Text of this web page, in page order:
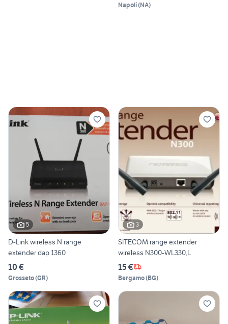
Napoli(NA)
5
D-Link wireless N range
extender dap 1360
10 €
Grosseto(GR)
3
SITECOM range extender
wireless N300-WL330,L
15 €
Bergamo(BG)